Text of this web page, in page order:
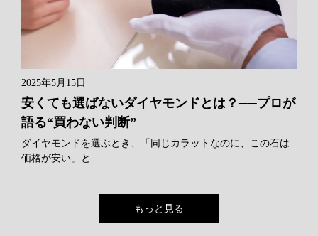
2025年5月15日
安くても選ばないダイヤモンドとは？──プロが
語る“買わない判断”
ダイヤモンドを選ぶとき、「同じカラットなのに、この石は
価格が安い」と…
もっと見る